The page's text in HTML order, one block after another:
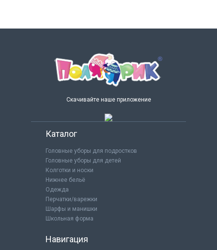
Скачивайте наше приложение
Каталог
Головные уборы для подростков
Головные уборы для детей
Колготки и носки
Нижнее бельё
Одежда
Перчатки/варежки
Шарфы и манишки
Школьная форма
Навигация